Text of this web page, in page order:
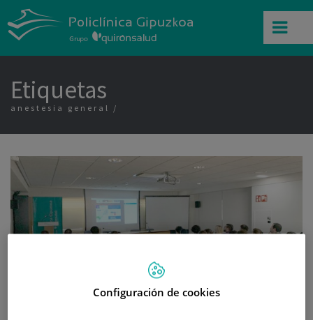
Etiquetas
anestesia general
Configuración de cookies